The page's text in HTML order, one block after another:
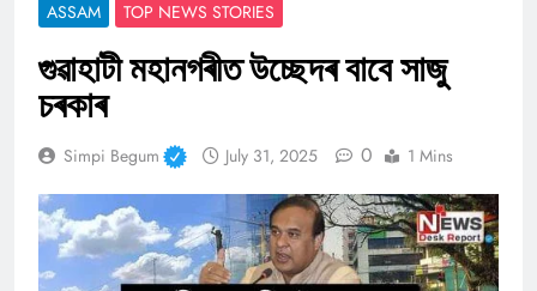
ASSAM TOP NEWS STORIES
গুৱাহাটী মহানগৰীত উচ্ছেদৰ বাবে সাজু
চৰকাৰ
Simpi Begum July 31, 2025 0 1 Mins